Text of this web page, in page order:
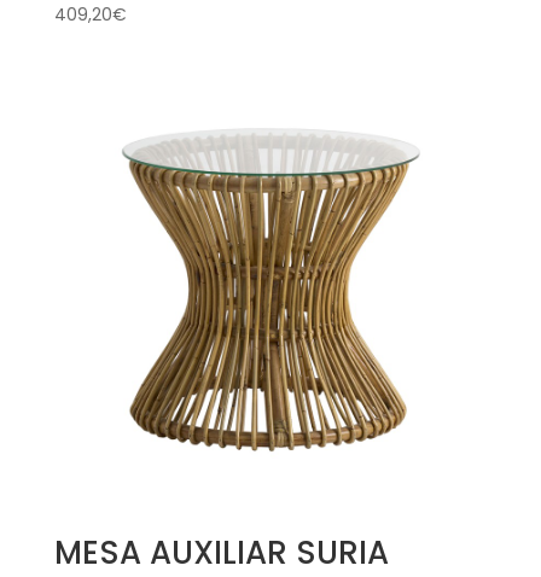
409,20€
MESA AUXILIAR SURIA